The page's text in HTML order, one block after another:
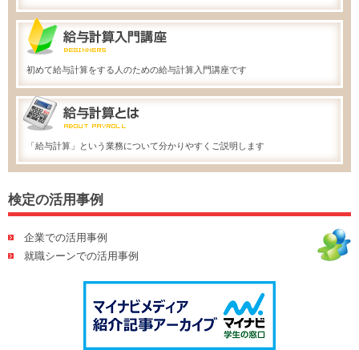
初めて給与計算をする人のための給与計算入門講座です
「給与計算」という業務について分かりやすくご説明します
検定の活用事例
企業での活用事例
就職シーンでの活用事例